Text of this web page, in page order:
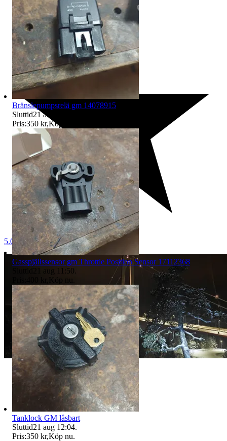
5.0
Bränslepumpsrelä gm 14078915
Sluttid21 aug 11:48
Pris:350 kr,Köp nu
Gasspjällssensor gm Throttle Position Sensor 17112368
21 aug 11:50.
Köp nu.
Tanklock GM låsbart
Sluttid21 aug 12:04.
Pris:350 kr,Köp nu.